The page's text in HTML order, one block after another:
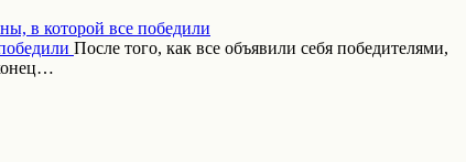
в которой все победили
После того, как все объявили себя победителями,